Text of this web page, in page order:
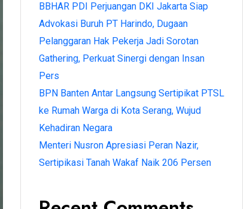
BBHAR PDI Perjuangan DKI Jakarta Siap
Advokasi Buruh PT Harindo, Dugaan
Pelanggaran Hak Pekerja Jadi Sorotan
Gathering, Perkuat Sinergi dengan Insan
Pers
BPN Banten Antar Langsung Sertipikat PTSL
ke Rumah Warga di Kota Serang, Wujud
Kehadiran Negara
Menteri Nusron Apresiasi Peran Nazir,
Sertipikasi Tanah Wakaf Naik 206 Persen